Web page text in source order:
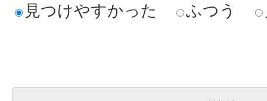
見つけやすかった
ふつう